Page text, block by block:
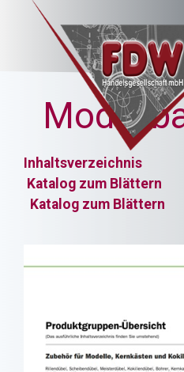
Katalog
Katalog zum Blättern